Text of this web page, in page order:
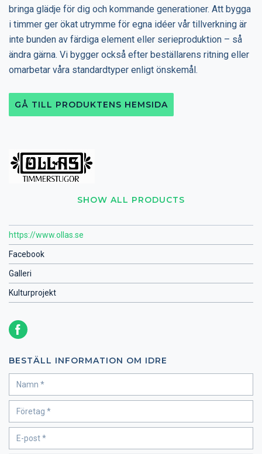
SHOW ALL PRODUCTS
https://www.ollas.se
Facebook
Galleri
Kulturprojekt
BESTÄLL INFORMATION OM IDRE
bringa glädje för dig och kommande generationer. Att bygga
i timmer ger ökat utrymme för egna idéer vår tillverkning är
inte bunden av färdiga element eller serieproduktion – så
ändra gärna. Vi bygger också efter beställarens ritning eller
omarbetar våra standardtyper enligt önskemål.
GÅ TILL PRODUKTENS HEMSIDA